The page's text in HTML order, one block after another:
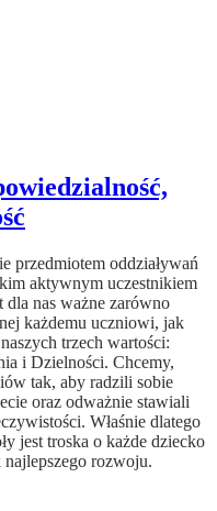
przedmiotem oddziaływań
aktywnym uczestnikiem
nas ważne zarówno
każdemu uczniowi, jak
trzech wartości:
i Dzielności. Chcemy,
tak, aby radzili sobie
oraz odważnie stawiali
Właśnie dlatego
jest troska o każde dziecko
rozwoju.